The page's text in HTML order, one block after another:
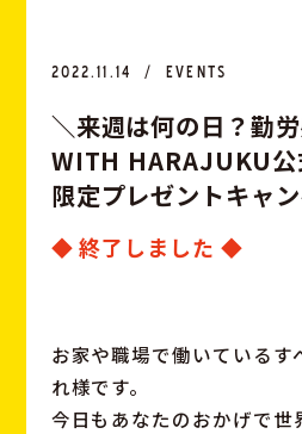
2022.11.14 EVENTS
＼来週は何の日 ？勤労
WITH HARAJUKU公
限定プレゼン トキャン
◆ 終了しました ◆
お家や職場で働いているす
れ様です。
今日もあなたのおかげで世